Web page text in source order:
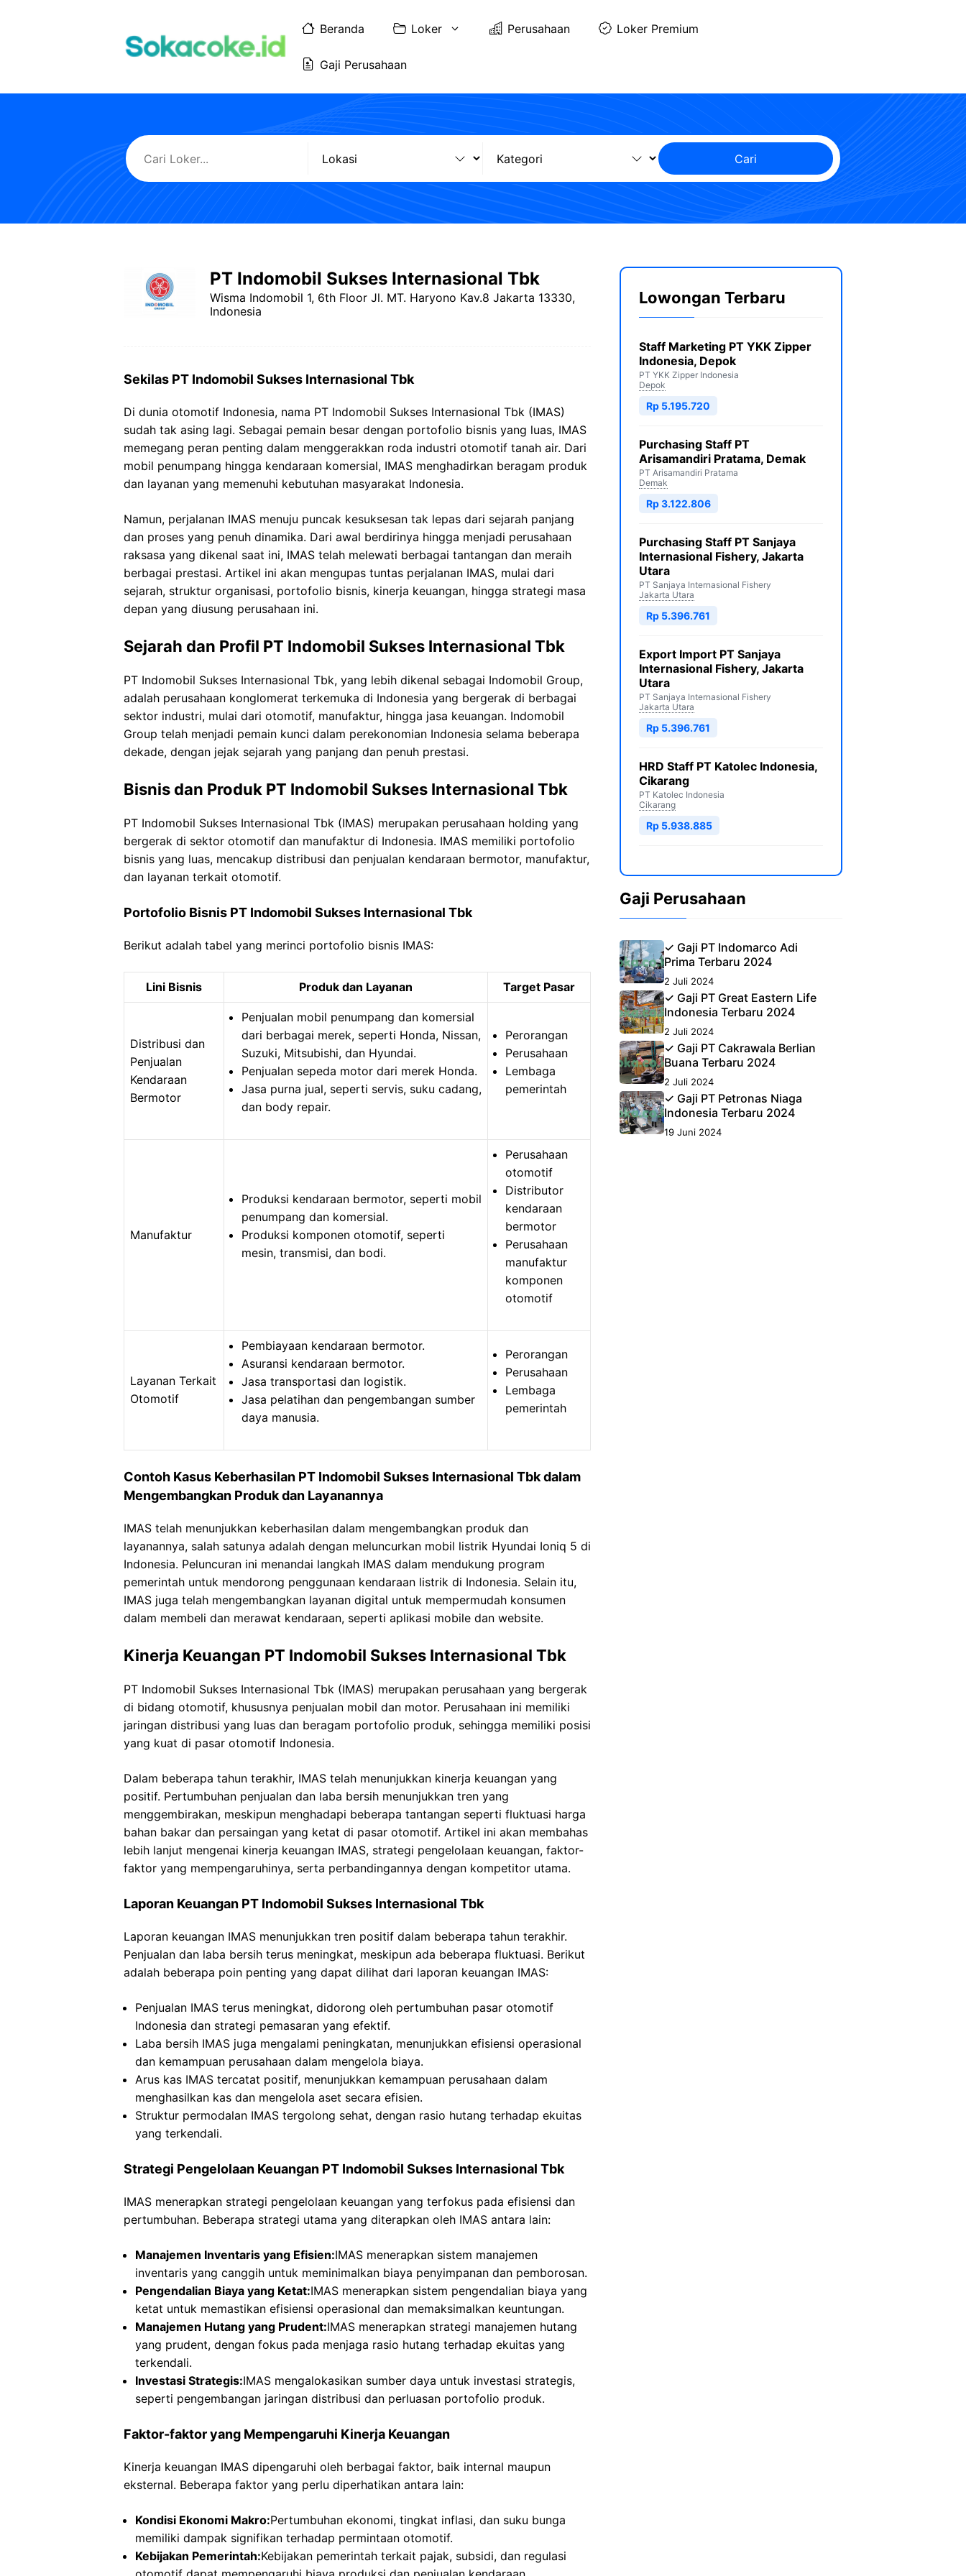
Beranda Loker Perusahaan Loker Premium
Gaji Perusahaan
Cari
PT Indomobil Sukses Internasional Tbk
Wisma Indomobil 1, 6th Floor Jl. MT. Haryono Kav.8 Jakarta 13330,
Indonesia
Sekilas PT Indomobil Sukses Internasional Tbk
Di dunia otomotif Indonesia, nama PT Indomobil Sukses Internasional Tbk (IMAS)
sudah tak asing lagi. Sebagai pemain besar dengan portofolio bisnis yang luas, IMAS
memegang peran penting dalam menggerakkan roda industri otomotif tanah air. Dari
mobil penumpang hingga kendaraan komersial, IMAS menghadirkan beragam produk
dan layanan yang memenuhi kebutuhan masyarakat Indonesia.
Namun, perjalanan IMAS menuju puncak kesuksesan tak lepas dari sejarah panjang
dan proses yang penuh dinamika. Dari awal berdirinya hingga menjadi perusahaan
raksasa yang dikenal saat ini, IMAS telah melewati berbagai tantangan dan meraih
berbagai prestasi. Artikel ini akan mengupas tuntas perjalanan IMAS, mulai dari
sejarah, struktur organisasi, portofolio bisnis, kinerja keuangan, hingga strategi masa
depan yang diusung perusahaan ini.
Sejarah dan Profil PT Indomobil Sukses Internasional Tbk
PT Indomobil Sukses Internasional Tbk, yang lebih dikenal sebagai Indomobil Group,
adalah perusahaan konglomerat terkemuka di Indonesia yang bergerak di berbagai
sektor industri, mulai dari otomotif, manufaktur, hingga jasa keuangan. Indomobil
Group telah menjadi pemain kunci dalam perekonomian Indonesia selama beberapa
dekade, dengan jejak sejarah yang panjang dan penuh prestasi.
Bisnis dan Produk PT Indomobil Sukses Internasional Tbk
PT Indomobil Sukses Internasional Tbk (IMAS) merupakan perusahaan holding yang
bergerak di sektor otomotif dan manufaktur di Indonesia. IMAS memiliki portofolio
bisnis yang luas, mencakup distribusi dan penjualan kendaraan bermotor, manufaktur,
dan layanan terkait otomotif.
Portofolio Bisnis PT Indomobil Sukses Internasional Tbk
Berikut adalah tabel yang merinci portofolio bisnis IMAS:
Lini Bisnis Produk dan Layanan Target Pasar
Distribusi dan
Penjualan
Kendaraan
Bermotor
Penjualan mobil penumpang dan komersial
dari berbagai merek, seperti Honda, Nissan,
Suzuki, Mitsubishi, dan Hyundai.
Penjualan sepeda motor dari merek Honda.
Jasa purna jual, seperti servis, suku cadang,
dan body repair.
Perorangan
Perusahaan
Lembaga
pemerintah
Manufaktur
Produksi kendaraan bermotor, seperti mobil
penumpang dan komersial.
Produksi komponen otomotif, seperti
mesin, transmisi, dan bodi.
Perusahaan
otomotif
Distributor
kendaraan
bermotor
Perusahaan
manufaktur
komponen
otomotif
Layanan Terkait
Otomotif
Pembiayaan kendaraan bermotor.
Asuransi kendaraan bermotor.
Jasa transportasi dan logistik.
Jasa pelatihan dan pengembangan sumber
daya manusia.
Perorangan
Perusahaan
Lembaga
pemerintah
Contoh Kasus Keberhasilan PT Indomobil Sukses Internasional Tbk dalam
Mengembangkan Produk dan Layanannya
IMAS telah menunjukkan keberhasilan dalam mengembangkan produk dan
layanannya, salah satunya adalah dengan meluncurkan mobil listrik Hyundai Ioniq 5 di
Indonesia. Peluncuran ini menandai langkah IMAS dalam mendukung program
pemerintah untuk mendorong penggunaan kendaraan listrik di Indonesia. Selain itu,
IMAS juga telah mengembangkan layanan digital untuk mempermudah konsumen
dalam membeli dan merawat kendaraan, seperti aplikasi mobile dan website.
Kinerja Keuangan PT Indomobil Sukses Internasional Tbk
PT Indomobil Sukses Internasional Tbk (IMAS) merupakan perusahaan yang bergerak
di bidang otomotif, khususnya penjualan mobil dan motor. Perusahaan ini memiliki
jaringan distribusi yang luas dan beragam portofolio produk, sehingga memiliki posisi
yang kuat di pasar otomotif Indonesia.
Dalam beberapa tahun terakhir, IMAS telah menunjukkan kinerja keuangan yang
positif. Pertumbuhan penjualan dan laba bersih menunjukkan tren yang
menggembirakan, meskipun menghadapi beberapa tantangan seperti fluktuasi harga
bahan bakar dan persaingan yang ketat di pasar otomotif. Artikel ini akan membahas
lebih lanjut mengenai kinerja keuangan IMAS, strategi pengelolaan keuangan, faktor-
faktor yang mempengaruhinya, serta perbandingannya dengan kompetitor utama.
Laporan Keuangan PT Indomobil Sukses Internasional Tbk
Laporan keuangan IMAS menunjukkan tren positif dalam beberapa tahun terakhir.
Penjualan dan laba bersih terus meningkat, meskipun ada beberapa fluktuasi. Berikut
adalah beberapa poin penting yang dapat dilihat dari laporan keuangan IMAS:
Penjualan IMAS terus meningkat, didorong oleh pertumbuhan pasar otomotif
Indonesia dan strategi pemasaran yang efektif.
Laba bersih IMAS juga mengalami peningkatan, menunjukkan efisiensi operasional
dan kemampuan perusahaan dalam mengelola biaya.
Arus kas IMAS tercatat positif, menunjukkan kemampuan perusahaan dalam
menghasilkan kas dan mengelola aset secara efisien.
Struktur permodalan IMAS tergolong sehat, dengan rasio hutang terhadap ekuitas
yang terkendali.
Strategi Pengelolaan Keuangan PT Indomobil Sukses Internasional Tbk
IMAS menerapkan strategi pengelolaan keuangan yang terfokus pada efisiensi dan
pertumbuhan. Beberapa strategi utama yang diterapkan oleh IMAS antara lain:
Manajemen Inventaris yang Efisien:IMAS menerapkan sistem manajemen
inventaris yang canggih untuk meminimalkan biaya penyimpanan dan pemborosan.
Pengendalian Biaya yang Ketat:IMAS menerapkan sistem pengendalian biaya yang
ketat untuk memastikan efisiensi operasional dan memaksimalkan keuntungan.
Manajemen Hutang yang Prudent:IMAS menerapkan strategi manajemen hutang
yang prudent, dengan fokus pada menjaga rasio hutang terhadap ekuitas yang
terkendali.
Investasi Strategis:IMAS mengalokasikan sumber daya untuk investasi strategis,
seperti pengembangan jaringan distribusi dan perluasan portofolio produk.
Faktor-faktor yang Mempengaruhi Kinerja Keuangan
Kinerja keuangan IMAS dipengaruhi oleh berbagai faktor, baik internal maupun
eksternal. Beberapa faktor yang perlu diperhatikan antara lain:
Kondisi Ekonomi Makro:Pertumbuhan ekonomi, tingkat inflasi, dan suku bunga
memiliki dampak signifikan terhadap permintaan otomotif.
Kebijakan Pemerintah:Kebijakan pemerintah terkait pajak, subsidi, dan regulasi
Lowongan Terbaru
Staff Marketing PT YKK Zipper
Indonesia, Depok
PT YKK Zipper Indonesia
Depok
Rp 5.195.720
Purchasing Staff PT
Arisamandiri Pratama, Demak
PT Arisamandiri Pratama
Demak
Rp 3.122.806
Purchasing Staff PT Sanjaya
Internasional Fishery, Jakarta
Utara
PT Sanjaya Internasional Fishery
Jakarta Utara
Rp 5.396.761
Export Import PT Sanjaya
Internasional Fishery, Jakarta
Utara
PT Sanjaya Internasional Fishery
Jakarta Utara
Rp 5.396.761
HRD Staff PT Katolec Indonesia,
Cikarang
PT Katolec Indonesia
Cikarang
Rp 5.938.885
Gaji Perusahaan
✓ Gaji PT Indomarco Adi
Prima Terbaru 2024
2 Juli 2024
✓ Gaji PT Great Eastern Life
Indonesia Terbaru 2024
2 Juli 2024
✓ Gaji PT Cakrawala Berlian
Buana Terbaru 2024
2 Juli 2024
✓ Gaji PT Petronas Niaga
Indonesia Terbaru 2024
19 Juni 2024